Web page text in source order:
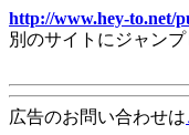
http://www.hey-to.net/
別のサイトにジャン
広告のお問い合わせは